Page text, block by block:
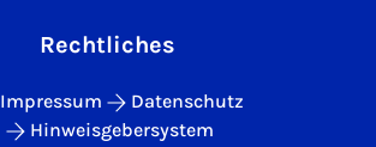
Rechtliches
Impressum
Datenschutz
Hinweisgebersystem